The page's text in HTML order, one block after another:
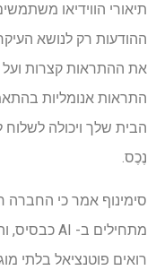
תיאורי הווידיאו
ההודעות רק לנושא
את ההתראות קצרות ועל
התראות אנומליות
הבית שלך ויכולה
נֶכֶס.
סימינוף אמר כי החברה
רואים פוטנציאל בלתי